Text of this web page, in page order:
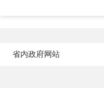
省内政府网站